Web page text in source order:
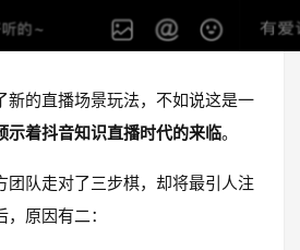
新的直播场景玩法，不如说这是一
示着抖音知识直播时代的来临。
团队走对了三步棋，却将最引人注
原因有二：